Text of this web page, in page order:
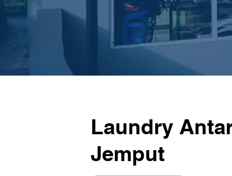
Laundry
Jemput